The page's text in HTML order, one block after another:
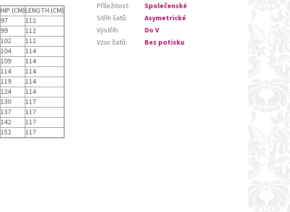
HIP (CM)LENGTH (CM)
97
112
99
112
102
112
104
114
109
114
114
114
119
114
124
114
130
117
137
117
142
117
152 117
Příležitost:
Společenské
Střih šatů:
Asymetrické
Výstřih:
Do V
Vzor šatů: Bez potisku